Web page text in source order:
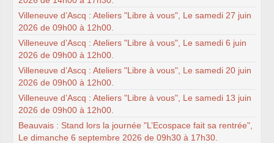
Villeneuve d’Ascq : Ateliers "Libre à vous", Le samedi 27 juin
2026 de 09h00 à 12h00.
Villeneuve d’Ascq : Ateliers "Libre à vous", Le samedi 6 juin
2026 de 09h00 à 12h00.
Villeneuve d’Ascq : Ateliers "Libre à vous", Le samedi 20 juin
2026 de 09h00 à 12h00.
Villeneuve d’Ascq : Ateliers "Libre à vous", Le samedi 13 juin
2026 de 09h00 à 12h00.
Beauvais : Stand lors la journée "L’Ecospace fait sa rentrée",
Le dimanche 6 septembre 2026 de 09h30 à 17h30.